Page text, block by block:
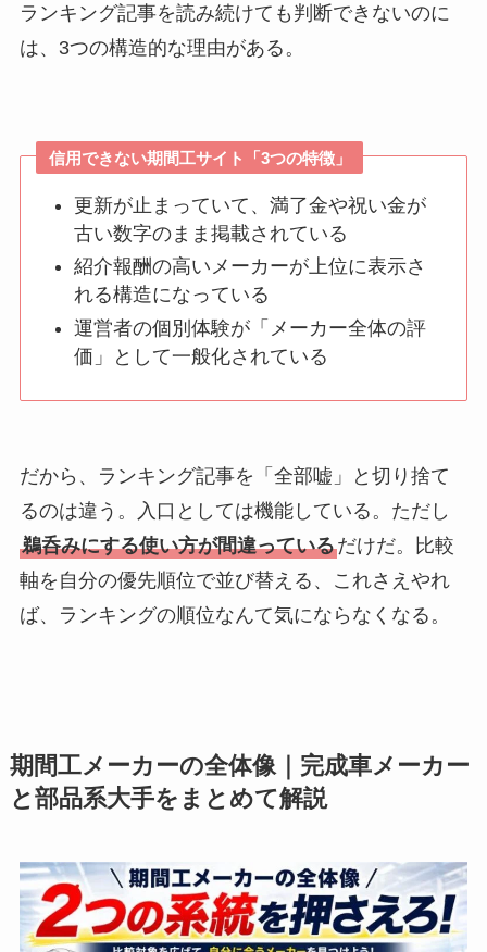
ランキング記事を読み続けても判断できないのに
は、3つの構造的な理由がある。
信用できない期間工サイト「3つの特徴」
更新が止まっていて、満了金や祝い金が
古い数字のまま掲載されている
紹介報酬の高いメーカーが上位に表示さ
れる構造になっている
運営者の個別体験が「メーカー全体の評
価」として一般化されている
だから、ランキング記事を「全部嘘」と切り捨て
るのは違う。入口としては機能している。ただし
鵜呑みにする使い方が間違っているだけだ。比較
軸を自分の優先順位で並び替える、これさえやれ
ば、ランキングの順位なんて気にならなくなる。
期間工メーカーの全体像｜完成車メーカー
と部品系大手をまとめて解説